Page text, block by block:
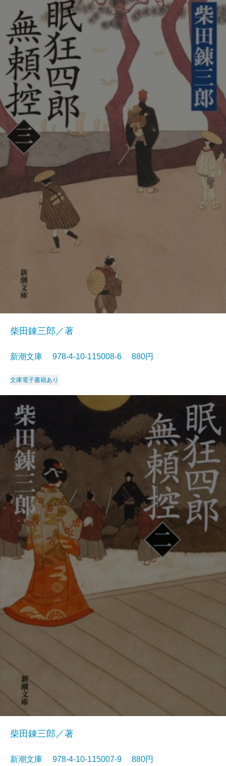
柴田錬三郎／著
新潮文庫 978-4-10-115008-6 880円
文庫電子書籍あり
柴田錬三郎／著
新潮文庫 978-4-10-115007-9 880円